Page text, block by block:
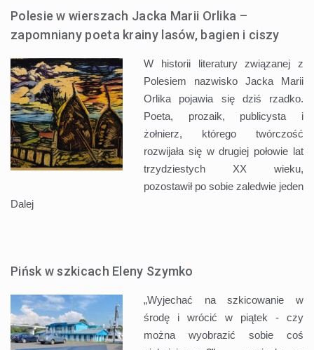
Polesie w wierszach Jacka Marii Orlika –
zapomniany poeta krainy lasów, bagien i ciszy
W historii literatury związanej z
Polesiem nazwisko Jacka Marii
Orlika pojawia się dziś rzadko.
Poeta, prozaik, publicysta i
żołnierz, którego twórczość
rozwijała się w drugiej połowie lat
trzydziestych XX wieku,
pozostawił po sobie zaledwie jeden
Dalej
Pińsk w szkicach Eleny Szymko
„Wyjechać na szkicowanie w
środę i wrócić w piątek - czy
można wyobrazić sobie coś